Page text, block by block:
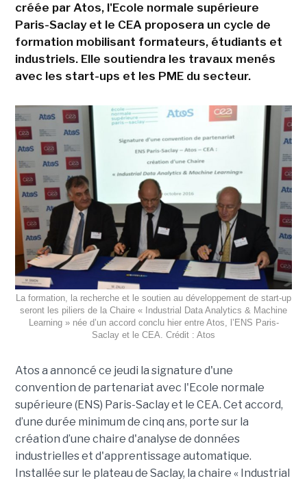
créée par Atos, l'Ecole normale supérieure
Paris-Saclay et le CEA proposera un cycle de
formation mobilisant formateurs, étudiants et
industriels. Elle soutiendra les travaux menés
avec les start-ups et les PME du secteur.
La formation, la recherche et le soutien au développement de start-up
seront les piliers de la Chaire « Industrial Data Analytics & Machine
Learning » née d’un accord conclu hier entre Atos, l’ENS Paris-
Saclay et le CEA. Crédit : Atos
Atos a annoncé ce jeudi la signature d'une
convention de partenariat avec l'Ecole normale
supérieure (ENS) Paris-Saclay et le CEA. Cet accord,
d’une durée minimum de cinq ans, porte sur la
création d’une chaire d'analyse de données
industrielles et d'apprentissage automatique.
Installée sur le plateau de Saclay, la chaire « Industrial